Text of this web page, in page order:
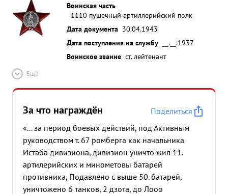
Воинская часть
1110 пушечный артиллерийский полк
Дата документа 30.04.1943
Дата поступления на службу
__.__.1937
Воинское звание ст. лейтенант
Ещё
За что награждён
Поделиться
«... за период боевых действий, под Активным
руководством т. 67 ромберга как начальника
Истаба дивизиона, дивизион уничто жил 11.
артилерийских и минометовы батарей
противника, Подавлено с выше 50. батарей,
уничтожено 6 танков, 2 дзота, до Лооо